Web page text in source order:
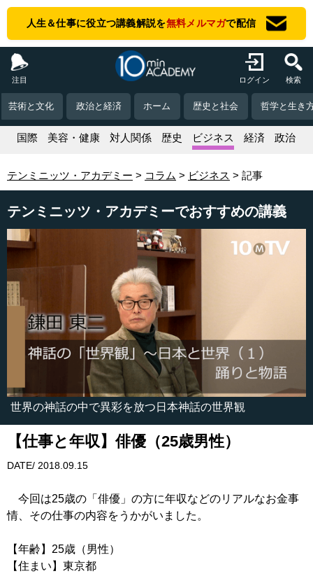
人生＆仕事に役立つ講義解説を無料メルマガで配信
注目 ログイン 検索
芸術と文化 政治と経済 ホーム 歴史と社会 哲学と生き
国際 美容・健康 対人関係 歴史 ビジネス 経済 政治
テンミニッツ・アカデミー コラム ビジネス 記事
テンミニッツ・アカデミーでおすすめの講義
世界の神話の中で異彩を放つ日本神話の世界観
【仕事と年収】俳優（25歳男性）
DATE/ 2018.09.15
今回は25歳の「俳優」の方に年収などのリアルなお金事
情、その仕事の内容をうかがいました。
【年齢】25歳（男性）
【住まい】東京都